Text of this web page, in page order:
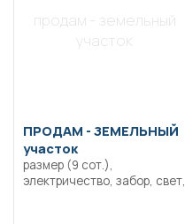
продам - земельный
участок
ПРОДАМ - ЗЕМЕЛЬНЫЙ
участок
размер (9 сот.),
электричество, забор, свет,